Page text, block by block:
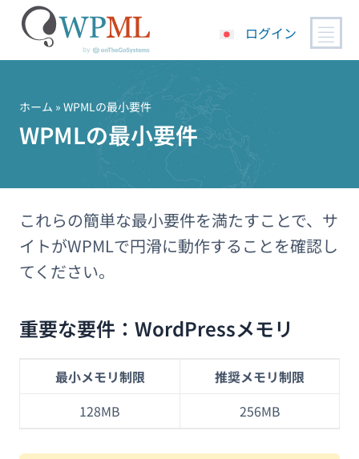
ス
ログイン
ホーム » WPMLの最小要件
WPMLの最小要件
これらの簡単な最小要件を満たすことで、サ
イトがWPMLで円滑に動作することを確認し
てください。
重要な要件：WordPressメモリ
最小メモリ制限
推奨メモリ制限
128MB
256MB